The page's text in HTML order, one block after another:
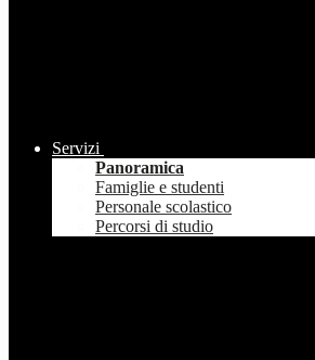
Servizi
Panoramica
Famiglie e studenti
Personale scolastico
Percorsi di studio